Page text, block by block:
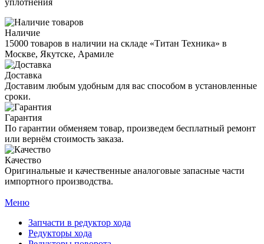
Наличие
15000 товаров в наличии на складе «Титан Техника» в
Москве, Якутске, Арамиле
Доставка
Доставим любым удобным для вас способом в установленные
сроки.
Гарантия
По гарантии обменяем товар, произведем бесплатный ремонт
или вернём стоимость заказа.
Качество
Оригинальные и качественные аналоговые запасные части
импортного производства.
Меню
Запчасти в редуктор хода
Редукторы хода